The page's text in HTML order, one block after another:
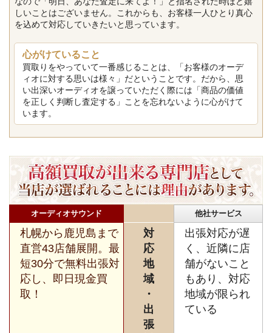
しいことはございません。これからも、お客様一人ひとり真心
を込めて対応していきたいと思っています。
心がけていること
買取りをやっていて一番感じることは、「お客様のオーデ
ィオに対する思いは様々」だということです。だから、思
い出深いオーディオを譲っていただく際には「商品の価値
を正しく判断し査定する」ことを忘れないように心がけて
います。
オーディオサウンド 他社サービス
札幌から鹿児島まで
直営43店舗展開。最
短30分で無料出張対
応し、即日現金買
取！
対
応
地
域
・
出
張
出張対応が遅
く、近隣に店
舗がないこと
もあり、対応
地域が限られ
ている